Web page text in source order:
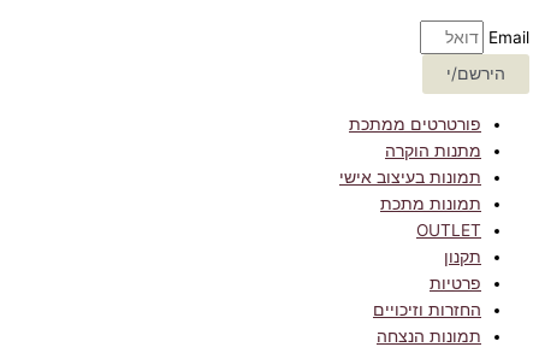
Email
הירשם/י
פורטרטים ממתכת
מתנות הוקרה
תמונות בעיצוב אישי
תמונות מתכת
OUTLET
תקנון
פרטיות
החזרות וזיכויים
תמונות הנצחה